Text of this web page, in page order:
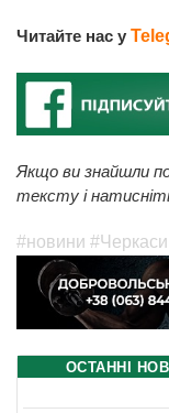
Читайте нас у
Якщо ви знайшли
тексту і
#новини #Черкаси
ОСТАННІ